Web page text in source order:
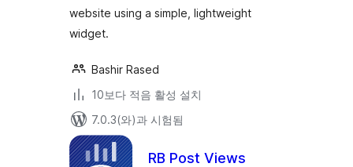
website using a simple, lightweight
widget.
Bashir Rased
10보다 적음 활성 설치
7.0.3(와)과 시험됨
RB Post Views